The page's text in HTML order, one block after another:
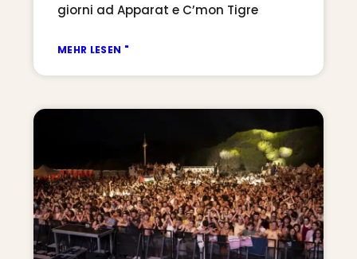
giorni ad Apparat e C’mon Tigre
MEHR LESEN "